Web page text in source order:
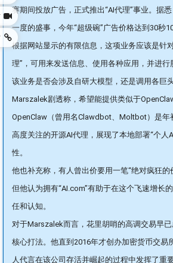
赛期间投放广告，正式推出“AI代理”事业。据
一度的盛事，今年“超级碗”广告价格达到30秒
根据网站显示的有限信息，这项业务应该是针
理”，可用来发送信息、使用各种应用，并进
该业务是否会涉及自研大模型，还是调用各巨
Marszalek剧透称，希望能提供类似于
OpenClaw（曾用名Clawdbot、Moltbot）是年
高度关注的开源AI代理，展现了本地部署“个人
性。
他也补充称，有人曾出价要用一笔“绝对疯狂的
但他认为拥有“AI.com”有助于在这个飞速增长
任和认知。
对于Marszalek而言，花里胡哨的高调交易早
核心打法。他直到2016年才创办加密货币交易
人代言在该公司存活并崛起的过程中发挥了重